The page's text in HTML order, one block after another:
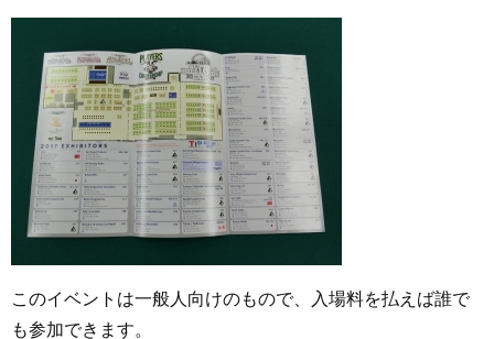
このイベントは一般人向けのもので、入場料を払えば誰で
も参加できます。